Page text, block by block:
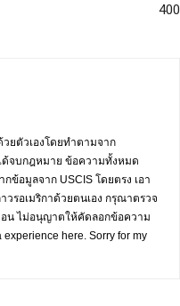
400
วยตัวเองโดยทำตามจาก
ด้จบกฎหมาย ข้อความทั้งหมด
ข้อมูลจาก USCIS โดยตรง เอา
รอเมริกาด้วยตนเอง กรุณาตรวจ
น ไม่อนุญาตให้คัดลอกข้อความ
here. Sorry for my